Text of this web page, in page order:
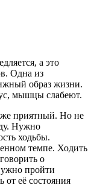
а это
Одна из
образ жизни.
мышцы слабеют.
же приятный. Но не
Нужно
ходьбы.
темпе. Ходить
о
пройти
от её состояния